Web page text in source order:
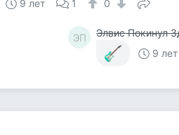
9 лет 1 0
ЭП
Элвис Покинул
9 лет